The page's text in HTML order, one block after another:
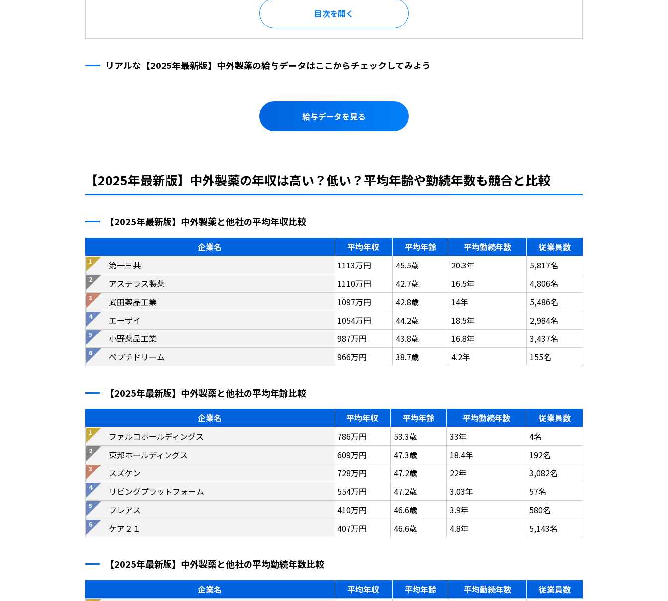
目次を
リアルな【2025年最新版】中外製薬の給与データはここからチェックしてみよう
給与データを見る
【2025年最新版】中外製薬の年収は高い？低い？平均年齢や勤続年数も競合と比較
【2025年最新版】中外製薬と他社の平均年収比較
企業名 平均年収 平均年齢 平均勤続年数
従業員数
第一三共
1113万円 45.5歳 20.3年
5,817名
アステラス製薬
1110万円 42.7歳 16.5年
4,806名
武田薬品工業
1097万円 42.8歳 14年
5,486名
エーザイ
1054万円 44.2歳 18.5年
2,984名
小野薬品工業
987万円 43.8歳 16.8年
3,437名
ペプチドリーム
966万円 38.7歳 4.2年 155名
【2025年最新版】中外製薬と他社の平均年齢比較
企業名 平均年収 平均年齢 平均勤続年数
従業員数
ファルコホールディングス
786万円 53.3歳 33年
4名
東邦ホールディングス
609万円 47.3歳 18.4年
192名
スズケン
728万円 47.2歳 22年
3,082名
リビングプラットフォーム
554万円 47.2歳 3.03年
57名
フレアス
410万円 46.6歳 3.9年
580名
ケア２１
407万円 46.6歳 4.8年 5,143名
【2025年最新版】中外製薬と他社の平均勤続年数比較
企業名 平均年収 平均年齢 平均勤続年数
従業員数